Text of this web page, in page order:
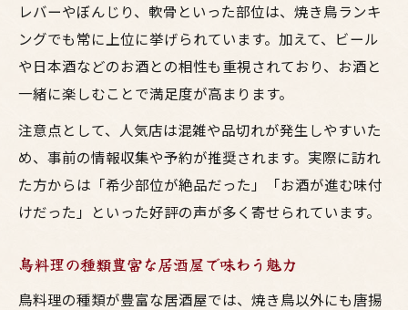
レバーやぼんじり、軟骨といった部位は、焼き鳥ランキ
ングでも常に上位に挙げられています。加えて、ビール
や日本酒などのお酒との相性も重視されており、お酒と
一緒に楽しむことで満足度が高まります。
注意点として、人気店は混雑や品切れが発生しやすいた
め、事前の情報収集や予約が推奨されます。実際に訪れ
た方からは「希少部位が絶品だった」「お酒が進む味付
けだった」といった好評の声が多く寄せられています。
鳥料理の種類豊富な居酒屋で味わう魅力
鳥料理の種類が豊富な居酒屋では、焼き鳥以外にも唐揚